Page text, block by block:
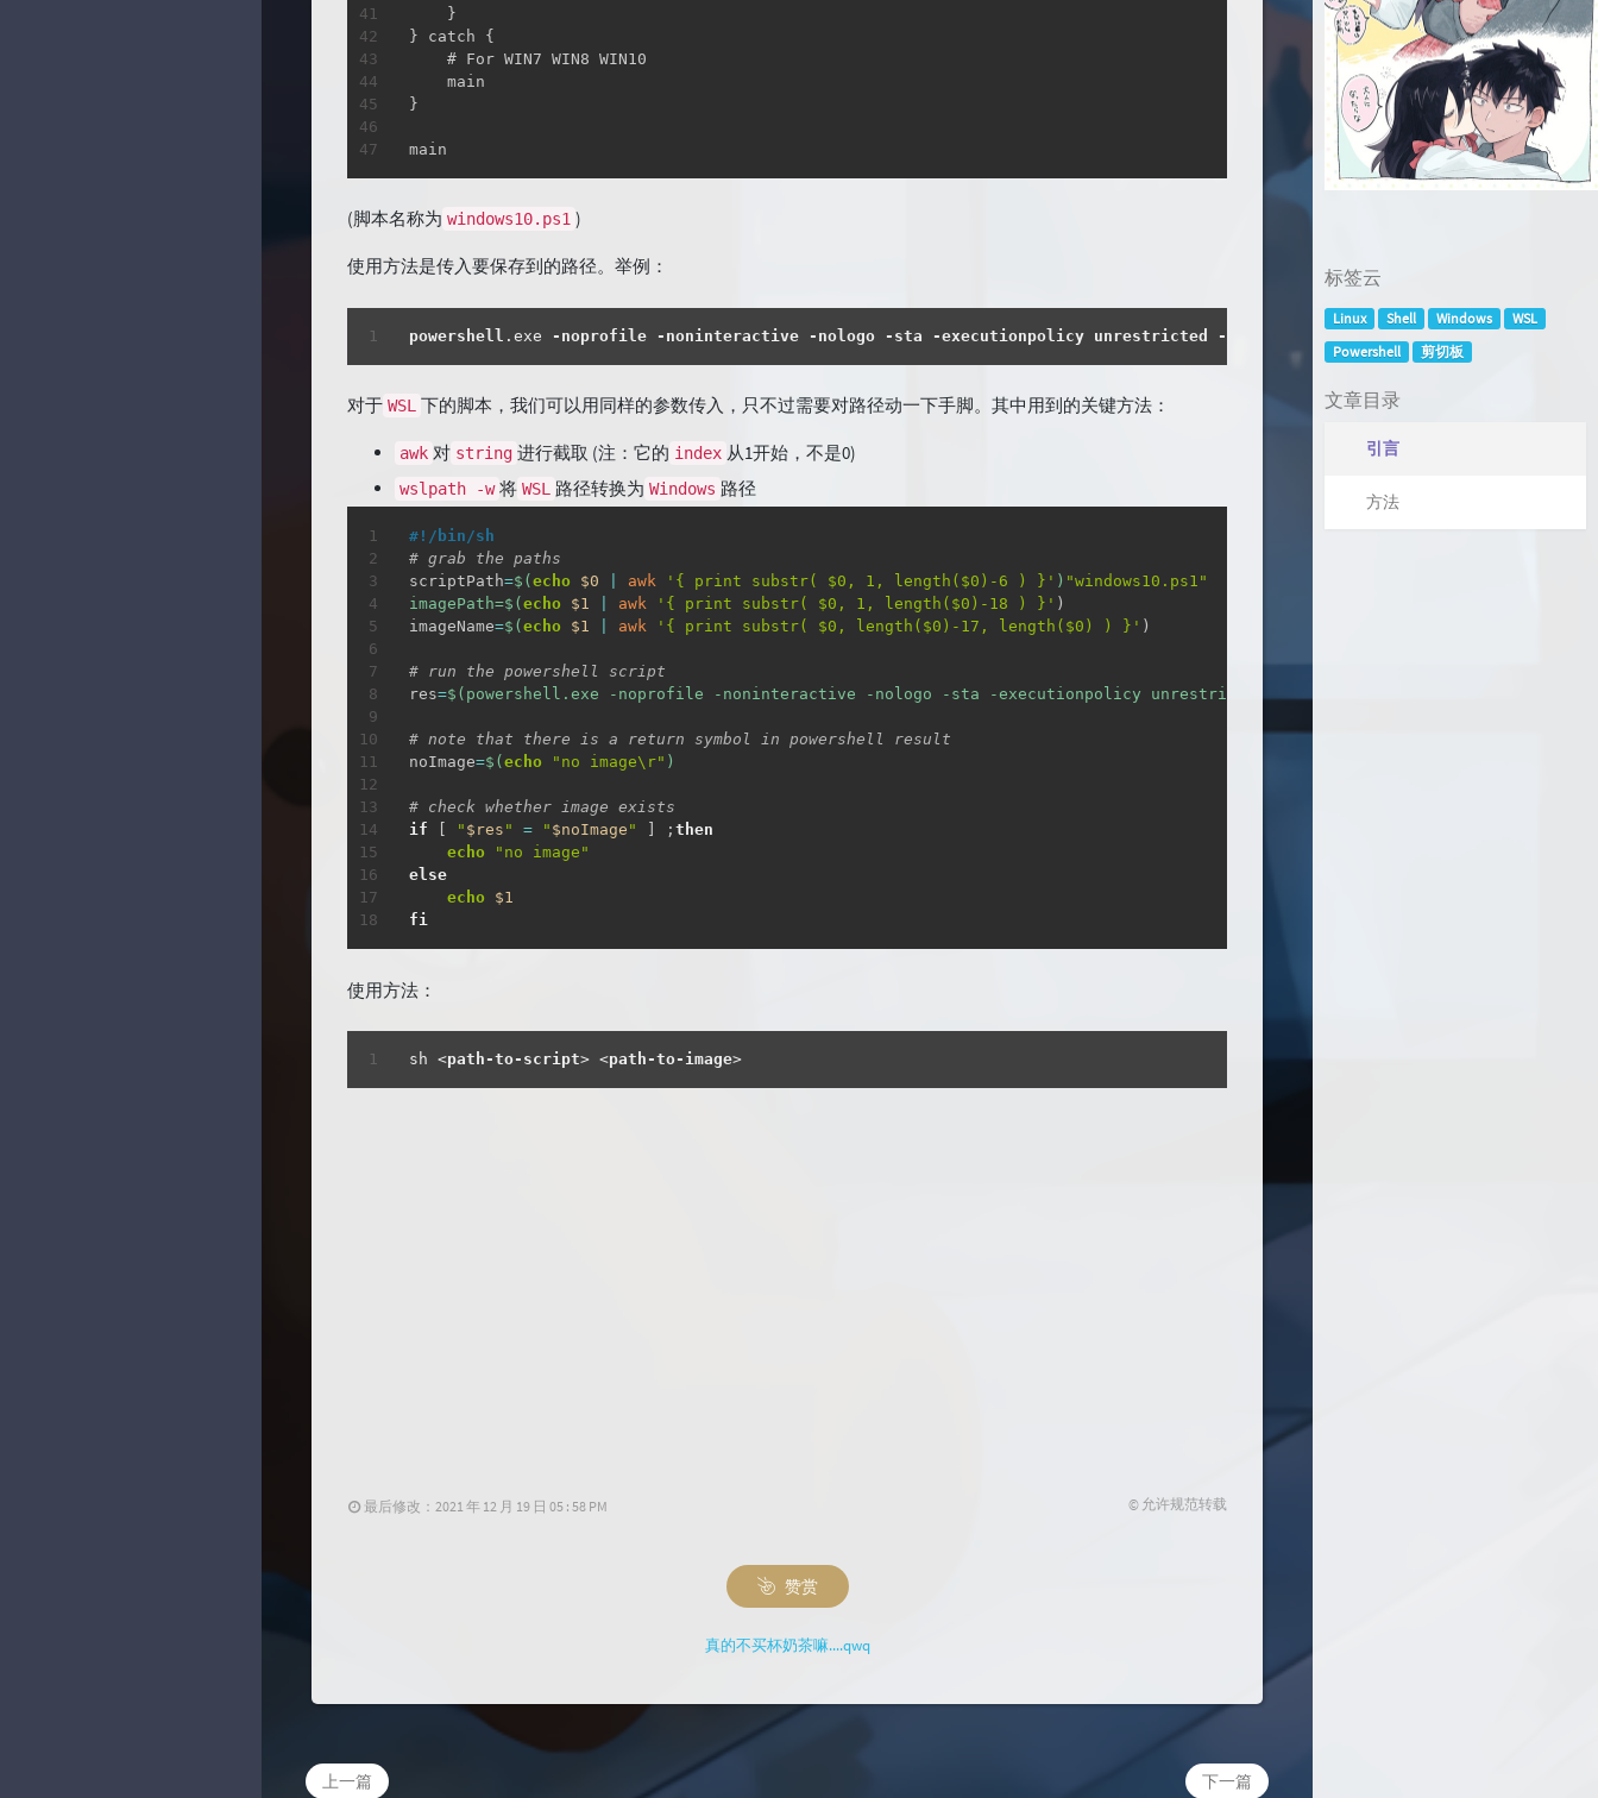
    }
} catch {
    # For WIN7 WIN8 WIN10
    main
}
main
(脚本名称为 windows10.ps1 )
使用方法是传入要保存到的路径。举例：
powershell .exe -noprofile -noninteractive -nologo -sta -executionpolicy unrestricted -file windows10.ps1
对于 WSL 下的脚本，我们可以用同样的参数传入，只不过需要对路径动一下手脚。其中用到的关键方法：
awk 对 string 进行截取 (注：它的 index 从1开始，不是0)
wslpath -w 将 WSL 路径转换为 Windows 路径
#!/bin/sh
# grab the paths
scriptPath=$( echo $0 awk ' { print substr( $0, 1, length ( $0 ) -6 ) } ' ) "windows10.ps1"
imagePath=$( echo $1 awk ' { print substr( $0, 1, length ( $0 ) -18 ) }' )
imageName=$( echo $1 awk ' { print substr( $0, length ( $0 ) -17, length ( $0 ) ) } ' )
# run the powershell script
res=$( powershell.exe -noprofile -noninteractive -nologo -sta -executionpolicy unrestricted -file
# note that there is a return symbol in powershell result
noImage=$( echo "no image\r" )
# check whether image exists
if
" $res " = " $noImage " ; then
echo
"no image"
else
echo $1
fi
使用方法：
sh <path-to-script> <path-to-image>
最后修改：2021 年 12 月 19 日 05 : 58 PM © 允许规范转载
赞赏
真的不买杯奶茶嘛....qwq
下一篇
上一篇
标签云
Linux Shell Windows
WSL
Powershell
剪切板
文章目录
引言
方法